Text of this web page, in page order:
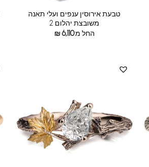
טבעת אירוסין ענפים ועלי תאנה
משובצת יהלום 2
החל מ:
₪6,110